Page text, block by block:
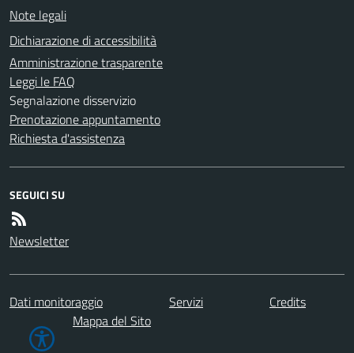
Note legali
Dichiarazione di accessibilità
Amministrazione trasparente
Leggi le FAQ
Segnalazione disservizio
Prenotazione appuntamento
Richiesta d'assistenza
SEGUICI SU
Newsletter
Dati monitoraggio Servizi
Credits
Mappa del Sito